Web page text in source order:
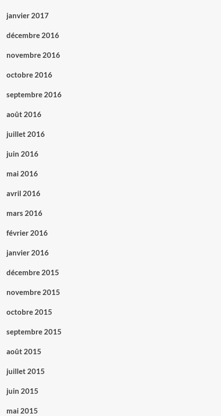
janvier 2017
décembre 2016
novembre 2016
octobre 2016
septembre 2016
août 2016
juillet 2016
juin 2016
mai 2016
avril 2016
mars 2016
février 2016
janvier 2016
décembre 2015
novembre 2015
octobre 2015
septembre 2015
août 2015
juillet 2015
juin 2015
mai 2015